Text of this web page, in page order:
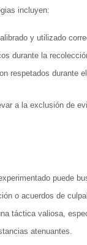
incluyen:
y utilizado
durante la
respetados durante
a la exclusión de
puede
o acuerdos de
táctica valiosa,
atenuantes.